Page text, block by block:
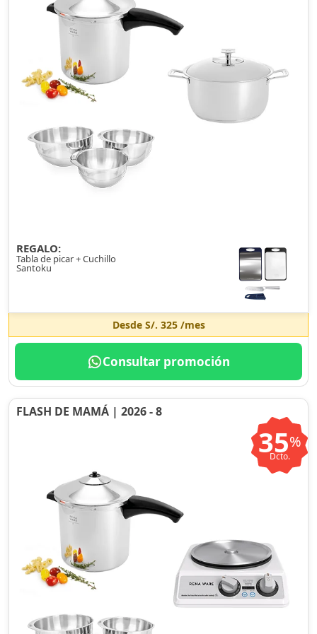
REGALO:
Tabla de picar + Cuchillo
Santoku
Desde S/. 325/mes
Consultar promoción
FLASH DE MAMÁ | 2026 - 8
35%
Dcto.